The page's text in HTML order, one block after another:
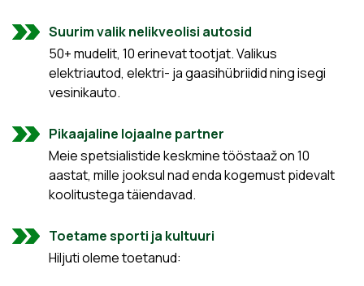
Suurim valik nelikveolisi autosid
50+ mudelit, 10 erinevat tootjat. Valikus
elektriautod, elektri- ja gaasihübriidid ning isegi
vesinikauto.
Pikaajaline lojaalne partner
Meie spetsialistide keskmine tööstaaž on 10
aastat, mille jooksul nad enda kogemust pidevalt
koolitustega täiendavad.
Toetame sporti ja kultuuri
Hiljuti oleme toetanud: